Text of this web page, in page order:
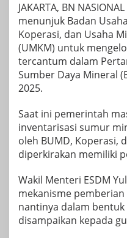
JAKARTA, BN
menunjuk Badan
Koperasi, dan Usaha
(UMKM) untuk
tercantum dalam
Sumber Daya Mineral
2025.
Saat ini pemerintah
inventarisasi sumur
oleh BUMD, Koperasi,
diperkirakan memiliki
Wakil Menteri ESDM
mekanisme
nantinya dalam
disampaikan kepada